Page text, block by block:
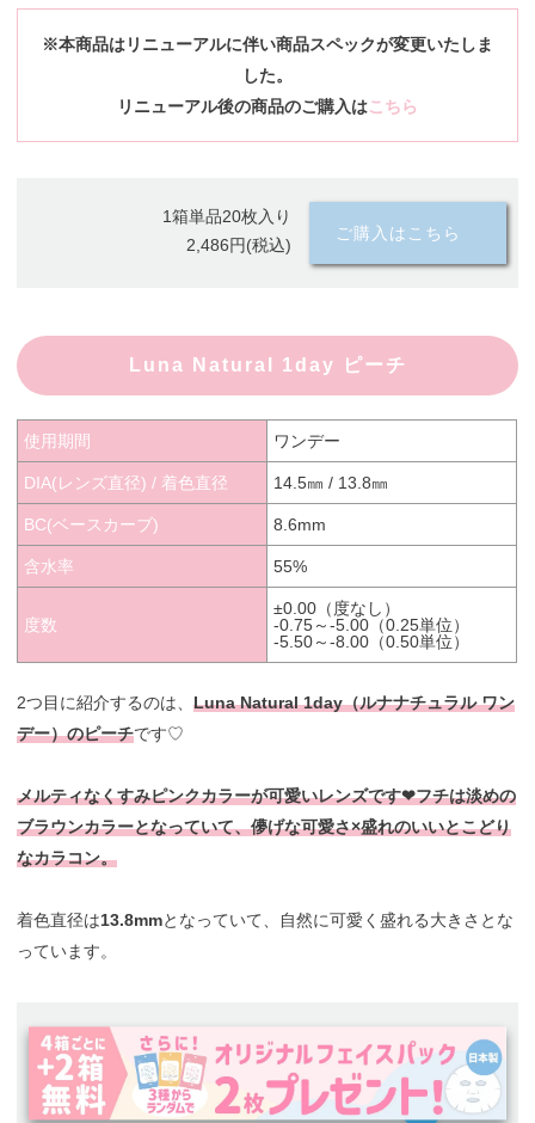
※本商品はリニューアルに伴い商品スペックが変更いたしま
した。
リニューアル後の商品のご購入はこちら
1箱単品20枚入り
2,486円(税込)
ご購入はこちら
Luna Natural 1day ピーチ
使用期間 ワンデー
DIA(レンズ直径) / 着色直径 14.5㎜ / 13.8㎜
BC(ベースカーブ) 8.6mm
含水率 55%
度数
±0.00（度なし）
-0.75～-5.00（0.25単位）
-5.50～-8.00（0.50単位）
2つ目に紹介するのは、Luna Natural 1day（ルナナチュラル ワン
デー）のピーチです♡
メルティなくすみピンクカラーが可愛いレンズです❤︎フチは淡めの
ブラウンカラーとなっていて、儚げな可愛さ×盛れのいいとこどり
なカラコン。
着色直径は13.8mmとなっていて、自然に可愛く盛れる大きさとな
っています。